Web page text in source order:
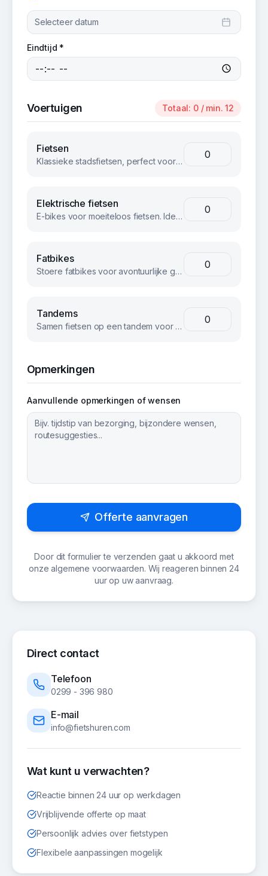
Selecteer datum
Eindtijd *
Voertuigen Totaal: 0/ min. 12
Fietsen
Klassieke stadsfietsen, perfect voor groepsuitjes en bedrijfsevents. Betrouwbaar en comfortabel voor iedereen.
Elektrische fietsen
E-bikes voor moeiteloos fietsen. Ideaal voor langere afstanden of heuvelachtig terrein.
Fatbikes
Stoere fatbikes voor avontuurlijke groepen. Geschikt voor strand, bos en terrein.
Tandems
Samen fietsen op een tandem voor een unieke teambuilding ervaring.
Opmerkingen
Aanvullende opmerkingen of wensen
Offerte aanvragen
Door dit formulier te verzenden gaat u akkoord met
onze algemene voorwaarden. Wij reageren binnen 24
uur op uw aanvraag.
Direct contact
Telefoon
0299 - 396 980
E-mail
info@fietshuren.com
Wat kunt u verwachten?
Reactie binnen 24 uur op werkdagen
Vrijblijvende offerte op maat
Persoonlijk advies over fietstypen
Flexibele aanpassingen mogelijk